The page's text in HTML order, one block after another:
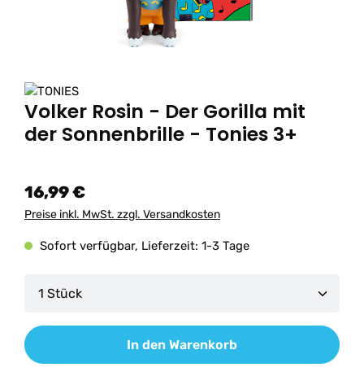
Volker Rosin - Der Gorilla mit
der Sonnenbrille - Tonies 3+
16,99 €
Preise inkl. MwSt. zzgl. Versandkosten
Sofort verfügbar, Lieferzeit: 1-3 Tage
Produkt Anzahl: Gib den gewünschten Wert
In den Warenkorb